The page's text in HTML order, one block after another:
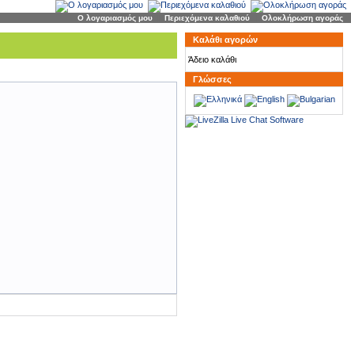
Ο λογαριασμός μου Περιεχόμενα καλαθιού Ολοκλήρωση αγοράς
Καλάθι αγορών
Άδειο καλάθι
Γλώσσες